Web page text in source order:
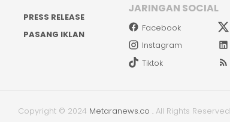
PRESS RELEASE
PASANG IKLAN
JARINGAN SOCIAL
Facebook
Instagram
Tiktok
Copyright © 2024 Metaranews.co . All Rights Reserved